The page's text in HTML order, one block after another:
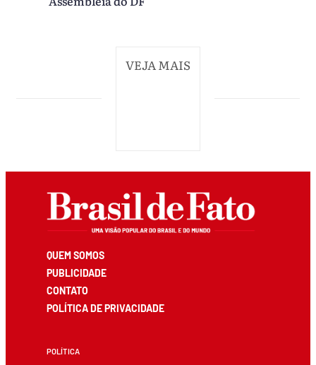
VEJA MAIS
QUEM SOMOS
PUBLICIDADE
CONTATO
POLÍTICA DE PRIVACIDADE
POLÍTICA